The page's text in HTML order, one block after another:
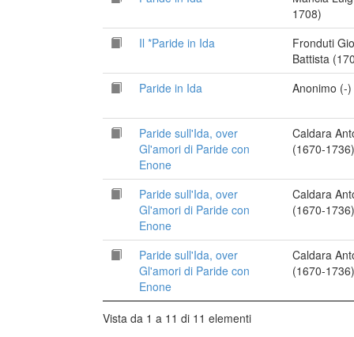
1708)
Il *Paride in Ida
Fronduti
Battista
Paride in Ida
Anonimo (-)
Paride sull'Ida, over
Gl'amori di Paride con
Enone
Caldara
(1670-1736)
Paride sull'Ida, over
Gl'amori di Paride con
Enone
Caldara
(1670-1736)
Paride sull'Ida, over
Gl'amori di Paride con
Enone
Caldara
(1670-1736)
Vista da 1 a 11 di 11 elementi